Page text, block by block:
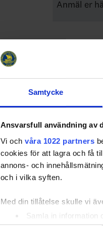
Samtycke
Ansvarsfull användning av
Vi och våra 1022 partners
cookies för att lagra och få
annons- och
och i vilka syften.
Med din tillåtelse skulle vi
Samla in information
Anmäl er
· Alla
·
· Tag
·
o